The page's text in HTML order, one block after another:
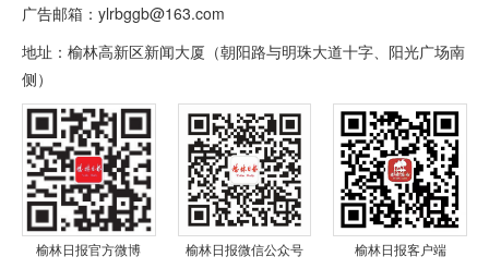
广告邮箱：ylrbggb@163.com
地址：榆林高新区新闻大厦（朝阳路与明珠大道十字、阳光广场南
侧）
榆林日报官方微博 榆林日报微信公众号 榆林日报客户端